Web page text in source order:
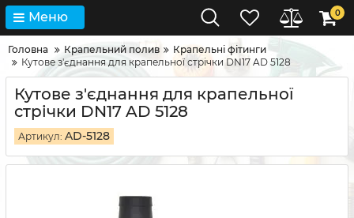
Меню 0
Головна Крапельний полив
Крапельні фітинги
Кутове з'єднання для крапельної стрічки DN17 AD 5128
Кутове з'єднання для крапельної
стрічки DN17 AD 5128
Артикул: AD-5128